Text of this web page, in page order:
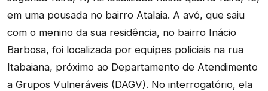
em uma pousada no bairro Atalaia. A avó, que saiu
com o menino da sua residência, no bairro Inácio
Barbosa, foi localizada por equipes policiais na rua
Itabaiana, próximo ao Departamento de Atendimento
a Grupos Vulneráveis (DAGV). No interrogatório, ela